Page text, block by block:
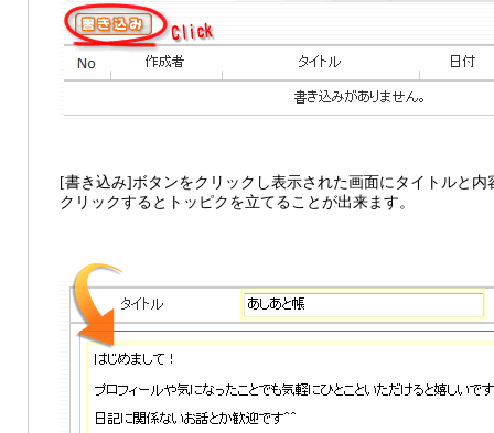
[書き込み]ボタンをクリックし表示された画面にタイトルと
クリックするとトッピクを立てることが出来ます。